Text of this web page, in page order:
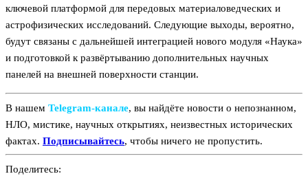
ключевой платформой для передовых материаловедческих и
астрофизических исследований. Следующие выходы, вероятно,
будут связаны с дальнейшей интеграцией нового модуля «Наука»
и подготовкой к развёртыванию дополнительных научных
панелей на внешней поверхности станции.
В нашем Telegram‑канале, вы найдёте новости о непознанном,
НЛО, мистике, научных открытиях, неизвестных исторических
фактах. Подписывайтесь, чтобы ничего не пропустить.
Поделитесь: